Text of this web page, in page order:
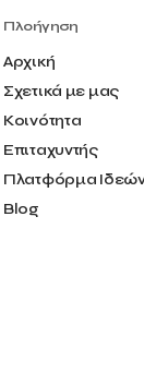
Πλοήγηση
Αρχική
Σχετικά με μας
Κοινότητα
Επιταχυντής
Πλατφόρμα
Blog